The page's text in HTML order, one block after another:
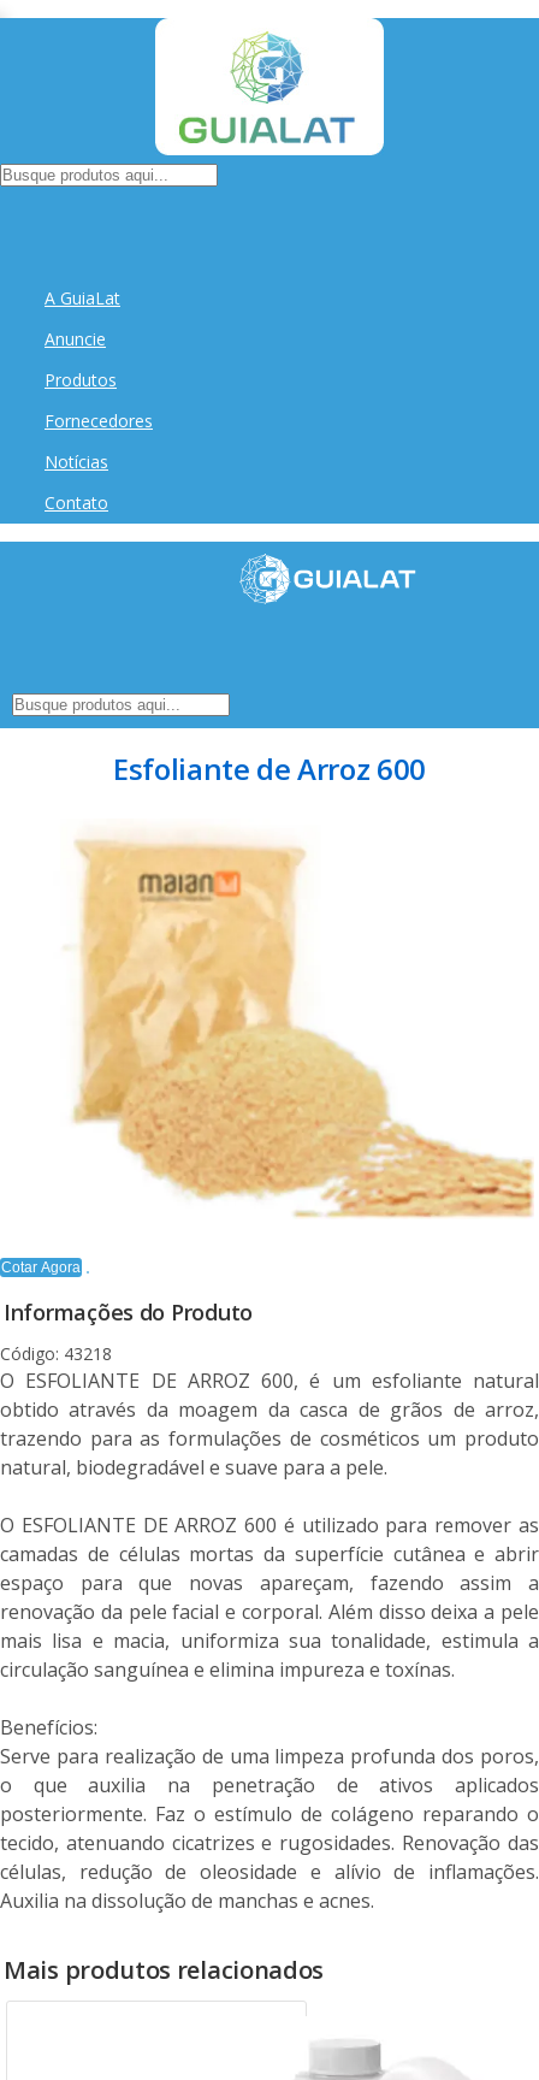
A GuiaLat
Anuncie
Produtos
Fornecedores
Notícias
Contato
Esfoliante de Arroz 600
Cotar Agora
Informações do Produto
Código: 43218
O ESFOLIANTE DE ARROZ 600, é um esfoliante natural
obtido através da moagem da casca de grãos de arroz,
trazendo para as formulações de cosméticos um produto
natural, biodegradável e suave para a pele.
O ESFOLIANTE DE ARROZ 600 é utilizado para remover as
camadas de células mortas da superfície cutânea e abrir
espaço para que novas apareçam, fazendo assim a
renovação da pele facial e corporal. Além disso deixa a pele
mais lisa e macia, uniformiza sua tonalidade, estimula a
circulação sanguínea e elimina impureza e toxínas.
Benefícios:
Serve para realização de uma limpeza profunda dos poros,
o que auxilia na penetração de ativos aplicados
posteriormente. Faz o estímulo de colágeno reparando o
tecido, atenuando cicatrizes e rugosidades. Renovação das
células, redução de oleosidade e alívio de inflamações.
Auxilia na dissolução de manchas e acnes.
Mais produtos relacionados